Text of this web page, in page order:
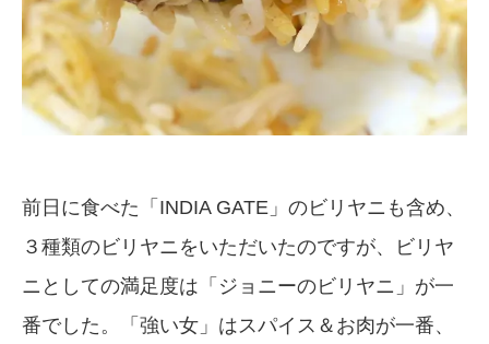
前日に食べた「INDIA GATE」のビリヤニも含め、
３種類のビリヤニをいただいたのですが、ビリヤ
ニとしての満足度は「ジョニーのビリヤニ」が一
番でした。「強い女」はスパイス＆お肉が一番、